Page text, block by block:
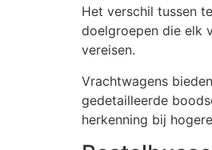
Het verschil tussen
doelgroepen die elk
vereisen.
Vrachtwagens
gedetailleerde
herkenning bij